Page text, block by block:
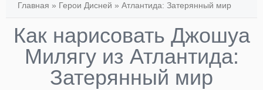
Главная » Герои Дисней » Атлантида: Затерянный мир
Как нарисовать Джошуа
Милягу из Атлантида:
Затерянный мир